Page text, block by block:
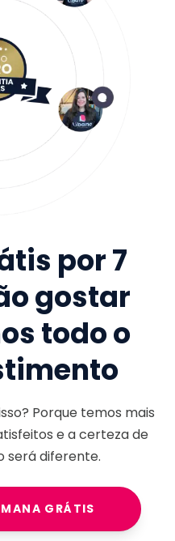
por 7
gostar
todo o
Porque temos mais
e a certeza de
será diferente.
GRÁTIS